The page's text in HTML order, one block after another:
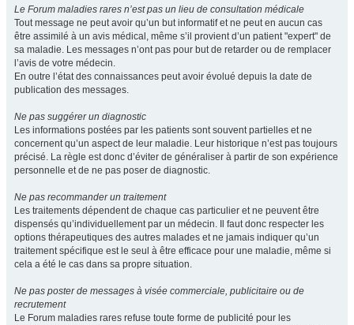
Le Forum maladies rares n’est pas un lieu de consultation médicale
Tout message ne peut avoir qu’un but informatif et ne peut en aucun cas
être assimilé à un avis médical, même s’il provient d’un patient "expert" de
sa maladie. Les messages n’ont pas pour but de retarder ou de remplacer
l’avis de votre médecin.
En outre l’état des connaissances peut avoir évolué depuis la date de
publication des messages.
Ne pas suggérer un diagnostic
Les informations postées par les patients sont souvent partielles et ne
concernent qu’un aspect de leur maladie. Leur historique n’est pas toujours
précisé. La règle est donc d’éviter de généraliser à partir de son expérience
personnelle et de ne pas poser de diagnostic.
Ne pas recommander un traitement
Les traitements dépendent de chaque cas particulier et ne peuvent être
dispensés qu’individuellement par un médecin. Il faut donc respecter les
options thérapeutiques des autres malades et ne jamais indiquer qu’un
traitement spécifique est le seul à être efficace pour une maladie, même si
cela a été le cas dans sa propre situation.
Ne pas poster de messages à visée commerciale, publicitaire ou de
recrutement
Le Forum maladies rares refuse toute forme de publicité pour les